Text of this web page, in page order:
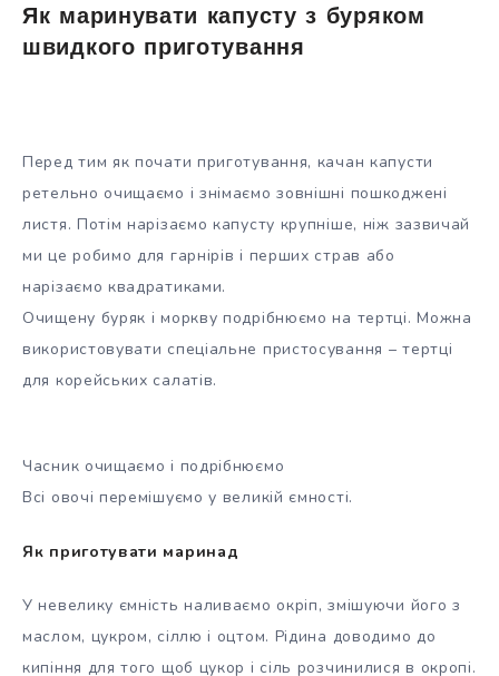
Як маринувати капусту з буряком
швидкого приготування
Перед тим як почати приготування, качан капусти
ретельно очищаємо і знімаємо зовнішні пошкоджені
листя. Потім нарізаємо капусту крупніше, ніж зазвичай
ми це робимо для гарнірів і перших страв або
нарізаємо квадратиками.
Очищену буряк і моркву подрібнюємо на тертці. Можна
використовувати спеціальне пристосування – тертці
для корейських салатів.
Часник очищаємо і подрібнюємо
Всі овочі перемішуємо у великій ємності.
Як приготувати маринад
У невелику ємність наливаємо окріп, змішуючи його з
маслом, цукром, сіллю і оцтом. Рідина доводимо до
кипіння для того щоб цукор і сіль розчинилися в окропі.